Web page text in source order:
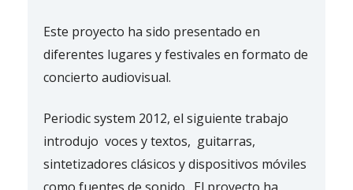
Este proyecto ha sido presentado en
diferentes lugares y festivales en formato de
concierto audiovisual.
Periodic system 2012, el siguiente trabajo
introdujo voces y textos, guitarras,
sintetizadores clásicos y dispositivos móviles